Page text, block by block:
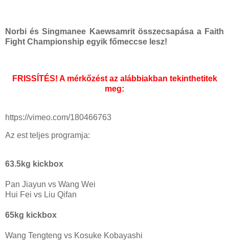
Norbi és Singmanee Kaewsamrit összecsapása a Faith
Fight Championship egyik főmeccse lesz!
FRISSÍTÉS! A mérkőzést az alábbiakban tekinthetitek
meg:
https://vimeo.com/180466763
Az est teljes programja:
63.5kg kickbox
Pan Jiayun vs Wang Wei
Hui Fei vs Liu Qifan
65kg kickbox
Wang Tengteng vs Kosuke Kobayashi